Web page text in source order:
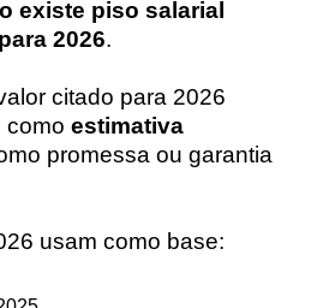
existe piso salarial
2026.
citado para 2026
como estimativa
promessa ou garantia
usam como base: